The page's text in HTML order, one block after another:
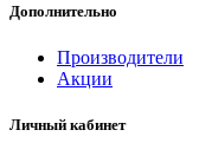
Дополнительно
Производители
Акции
Личный кабинет